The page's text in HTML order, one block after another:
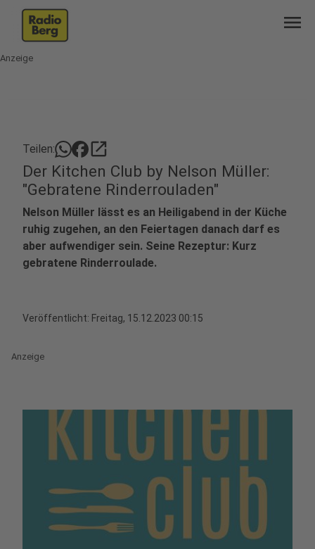
menu
Anzeige
Teilen: open_in_new
Der Kitchen Club by Nelson Müller:
"Gebratene Rinderrouladen"
Nelson Müller lässt es an Heiligabend in der Küche
ruhig zugehen, an den Feiertagen danach darf es
aber aufwendiger sein. Seine Rezeptur: Kurz
gebratene Rinderroulade.
Veröffentlicht: Freitag, 15.12.2023 00:15
Anzeige